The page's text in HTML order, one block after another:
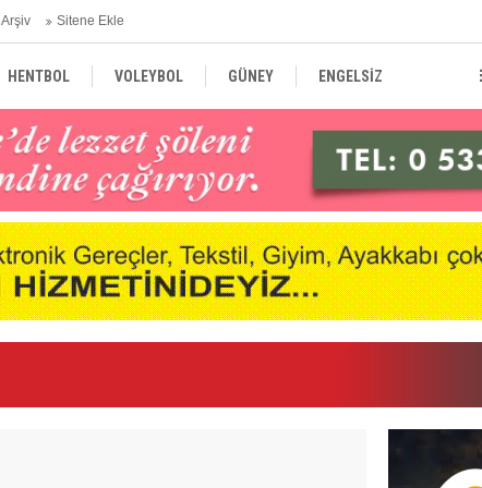
Arşiv Sitene Ekle
HENTBOL VOLEYBOL GÜNEY ENGELSİZ
DÜNYA